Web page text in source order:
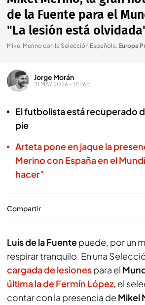
de la Fuente para el
"La lesión está
Mikel Merino con la Selección Española. Europa
Jorge Morán
21 MAY 2026 - 17:46h.
El futbolista está recuperado
pie
Arteta pone en jaque la
Merino con España en el
hacer"
Compartir
Luis de la Fuentepuede, por un
respirar tranquilo. En una
cargada de lesionespara el
última la de Fermín López, el
contar con la presencia de Mikel